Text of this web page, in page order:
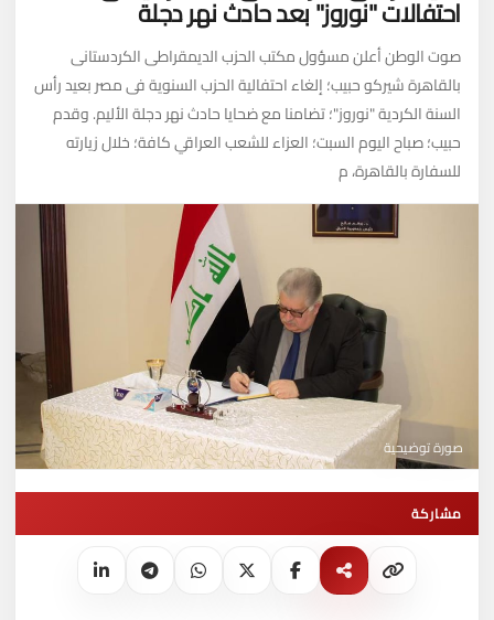
احتفالات "نوروز" بعد حادث نهر دجلة
صوت الوطن أعلن مسؤول مكتب الحزب الديمقراطى الكردستانى
بالقاهرة شيركو حبيب؛ إلغاء احتفالية الحزب السنوية فى مصر بعيد رأس
السنة الكردية "نوروز"؛ تضامنا مع ضحايا حادث نهر دجلة الأليم. وقدم
حبيب؛ صباح اليوم السبت؛ العزاء للشعب العراقي كافة؛ خلال زيارته
للسفارة بالقاهرة، م
صورة توضيحية
مشاركة